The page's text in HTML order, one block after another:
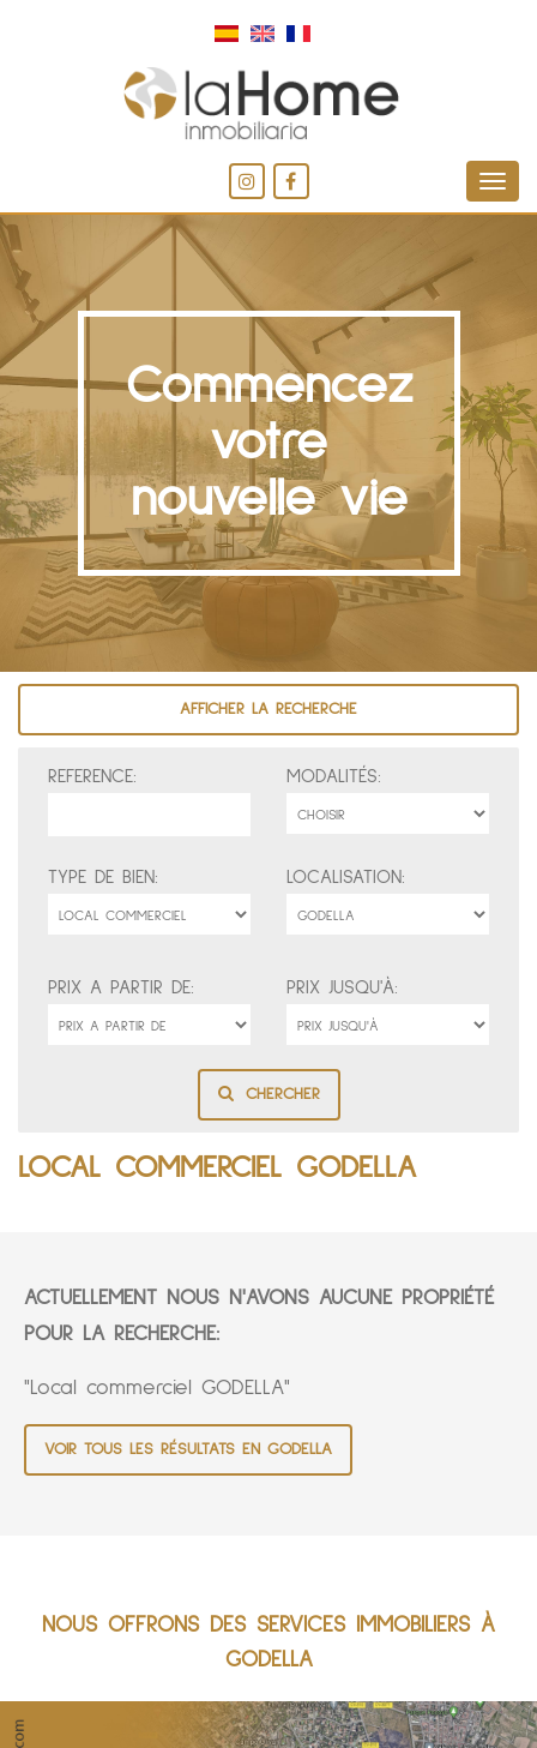
Commencez
votre
nouvelle vie
AFFICHER LA RECHERCHE
REFERENCE: MODALITÉS:
TYPE DE BIEN: LOCALISATION:
PRIX A PARTIR DE: PRIX JUSQU'À:
CHERCHER
LOCAL COMMERCIEL GODELLA
ACTUELLEMENT NOUS N'AVONS AUCUNE PROPRIÉTÉ
POUR LA RECHERCHE:
"Local commerciel GODELLA"
VOIR TOUS LES RÉSULTATS EN GODELLA
NOUS OFFRONS DES SERVICES IMMOBILIERS À
GODELLA